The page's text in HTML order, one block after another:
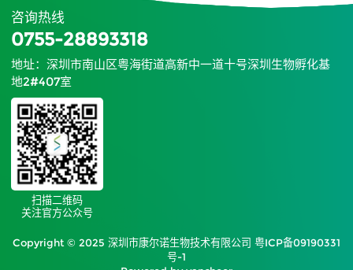
咨询热线
0755-28893318
地址：深圳市南山区粤海街道高新中一道十号深圳生物孵化基
地2#407室
扫描二维码
关注官方公众号
Copyright © 2025 深圳市康尔诺生物技术有限公司 粤ICP备09190331
号-1